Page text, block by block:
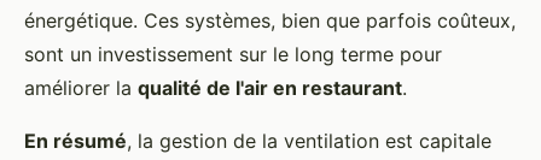
énergétique. Ces systèmes, bien que parfois coûteux,
sont un investissement sur le long terme pour
améliorer la qualité de l'air en restaurant.
En résumé, la gestion de la ventilation est capitale